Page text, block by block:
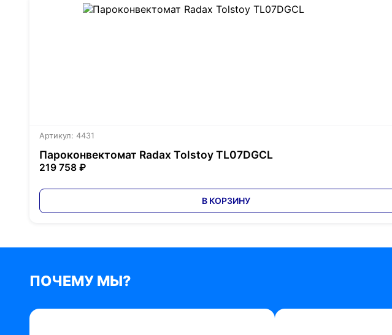
Артикул: 4431
Пароконвектомат Radax Tolstoy TL07DGCL
219 758 ₽
В КОРЗИНУ
ПОЧЕМУ МЫ?